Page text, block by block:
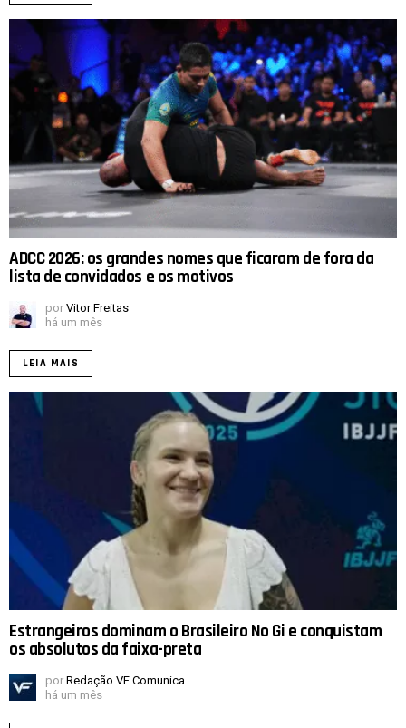
ADCC 2026: os grandes nomes que ficaram de fora da
lista de convidados e os motivos
por Vitor Freitas
há um mês
LEIA MAIS
Estrangeiros dominam o Brasileiro No Gi e conquistam
os absolutos da faixa-preta
por Redação VF Comunica
há um mês